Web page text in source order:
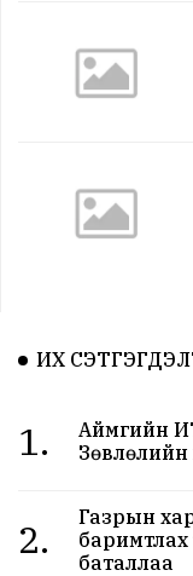
ИХ
1.
Аймгийн
2.
Газрын
баталлаа